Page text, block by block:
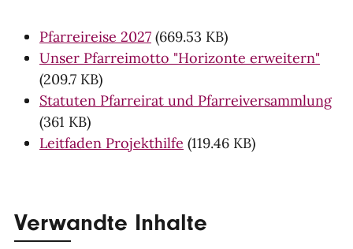
Pfarreireise 2027 (669.53 KB)
Unser Pfarreimotto "Horizonte erweitern"
(209.7 KB)
Statuten Pfarreirat und Pfarreiversammlung
(361 KB)
Leitfaden Projekthilfe (119.46 KB)
Verwandte Inhalte